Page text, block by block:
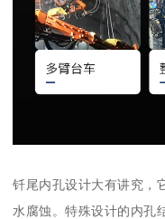
钎尾内孔设计大有讲究，
水腐蚀。特殊设计的内孔